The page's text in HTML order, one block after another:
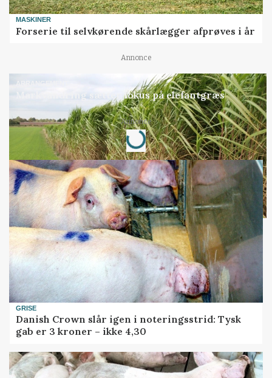
MASKINER
Forserie til selvkørende skårlægger afprøves i år
Annonce
ARRANGEMENT
Markvandring sætter fokus på elefantgræs
Annonce
Loading...
GRISE
Danish Crown slår igen i noteringsstrid: Tysk
gab er 3 kroner – ikke 4,30